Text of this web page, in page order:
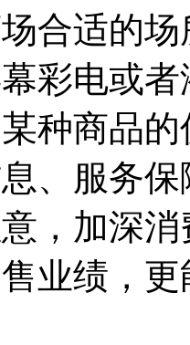
合适的
彩电或
种商品
、服务
，加深
业绩，